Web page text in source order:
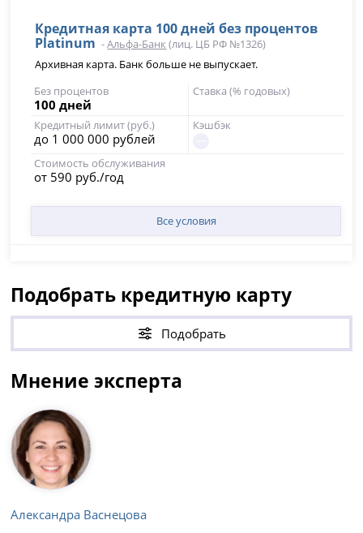
Кредитная карта 100 дней без процентов
Platinum -Альфа-Банк (лиц. ЦБ РФ №1326)
Архивная карта. Банк больше не выпускает.
Без процентов
100 дней
Ставка (% годовых)
Кредитный лимит (руб.)
до 1 000 000 рублей
Кэшбэк
Стоимость обслуживания
от 590 руб./год
Все условия
Подобрать кредитную карту
Подобрать
Мнение эксперта
Александра Васнецова